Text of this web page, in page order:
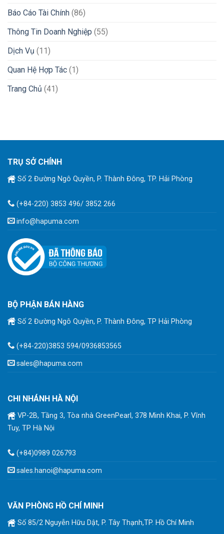
Báo Cáo Tài Chính (86)
Thông Tin Doanh Nghiệp (55)
Dịch Vụ (11)
Quan Hệ Hợp Tác (1)
Trang Chủ (41)
TRỤ SỞ CHÍNH
Số 2 Đường Ngô Quyền, P. Thành Đông, TP. Hải Phòng
(+84-220) 3853 496/ 3852 266
info@hapuma.com
BỘ PHẬN BÁN HÀNG
Số 2 Đường Ngô Quyền, P. Thành Đông, TP Hải Phòng
(+84-220)3853 594/0936853565
sales@hapuma.com
CHI NHÁNH HÀ NỘI
VP-2B, Tầng 3, Tòa nhà GreenPearl, 378 Minh Khai, P. Vĩnh
Tuy, TP Hà Nội
(+84)0989 026793
sales.hanoi@hapuma.com
VĂN PHÒNG HỒ CHÍ MINH
Số 85/2 Nguyễn Hữu Dật, P. Tây Thạnh,TP. Hồ Chí Minh